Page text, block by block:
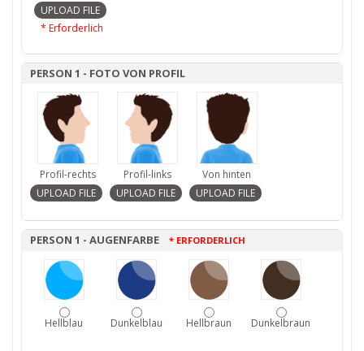
* Erforderlich
PERSON 1 - FOTO VON PROFIL
Profil-rechts Profil-links Von hinten
PERSON 1 - AUGENFARBE * ERFORDERLICH
Hellblau Dunkelblau Hellbraun Dunkelbraun